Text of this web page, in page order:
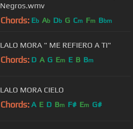
Negros.wmv
Chords: Eb Ab Db G Cm Fm Bbm
LALO MORA " ME REFIERO A TI"
Chords: D A G Em E B Bm
LALO MORA CIELO
Chords: A E D Bm F# Em G#